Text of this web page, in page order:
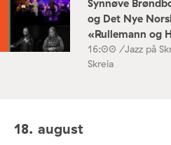
Synnøve
og Det Nye
«Rullemann og
16:00 /Jazz på
Skreia
18. august